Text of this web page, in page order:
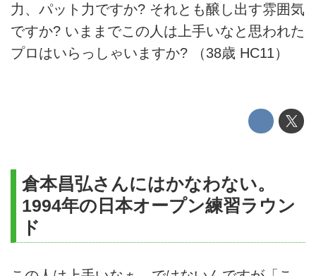
力、パット力ですか? それとも醸し出す雰囲気
ですか? いままでこの人は上手いなと思われた
プロはいらっしゃいますか? （38歳 HC11）
倉本昌弘さんにはかなわない。
1994年の日本オープン練習ラウン
ド